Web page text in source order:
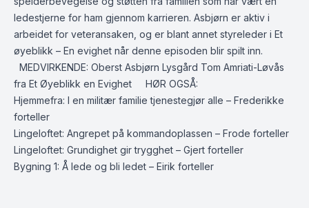
ledestjerne for ham gjennom karrieren. Asbjørn er aktiv i
arbeidet for veteransaken, og er blant annet styreleder i Et
øyeblikk – En evighet når denne episoden blir spilt inn.
MEDVIRKENDE: Oberst Asbjørn Lysgård Tom Amriati-Løvås
fra Et Øyeblikk en Evighet HØR OGSÅ:
Hjemmefra: I en militær familie tjenestegjør alle – Frederikke
forteller
Lingeloftet: Angrepet på kommandoplassen – Frode forteller
Lingeloftet: Grundighet gir trygghet – Gjert forteller
Bygning 1: Å lede og bli ledet – Eirik forteller